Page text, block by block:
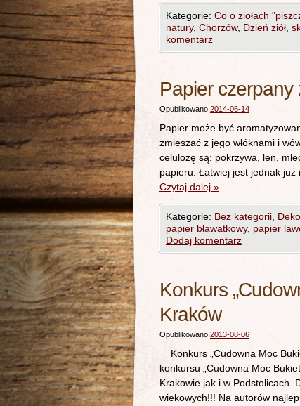
Kategorie: Co o ziołach
natury, Chorzów, Dzień ziół
komentarz
Papier czerpany
Opublikowano 2014-06-14
Papier może być
zmieszać z jego włóknami i
celulozę są: pokrzywa, len,
papieru. Łatwiej jest jednak już
Czytaj dalej »
Kategorie: Bez kategorii
papier bławatkowy, papier
Dodaj komentarz
Konkurs
Kraków
Opublikowano 2013-08-06
Konkurs „Cudowna Moc
konkursu „Cudowna Moc
Krakowie jak i w Podstolicach.
wiekowych!!! Na autorów